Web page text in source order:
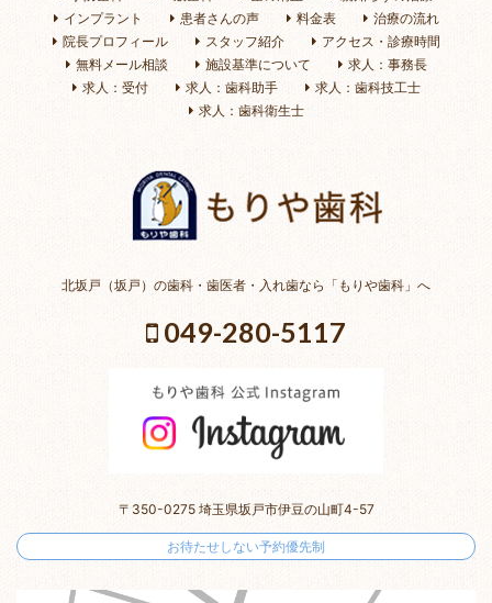
インプラント
患者さんの声 料金表
治療の流れ
院長プロフィール
スタッフ紹介
アクセス・診療時間
無料メール相談
施設基準について
求人：事務長
求人：受付
求人：歯科助手
求人：歯科技工士
求人：歯科衛生士
北坂戸（坂戸）の歯科・歯医者・入れ歯なら「もりや歯科」へ
049-280-5117
〒350-0275 埼玉県坂戸市伊豆の山町4-57
お待たせしない予約優先制